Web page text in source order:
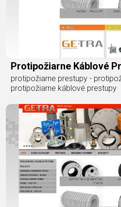
Protipožiarne Káblové
protipožiarne prestupy -
protipožiarne káblové prestupy